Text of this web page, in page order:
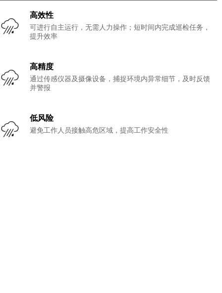
高效性
可进行自主运行，无需人力操作；短时间内完成巡检任务，
提升效率
高精度
通过传感仪器及摄像设备，捕捉环境内异常细节，及时反馈
并警报
低风险
避免工作人员接触高危区域，提高工作安全性